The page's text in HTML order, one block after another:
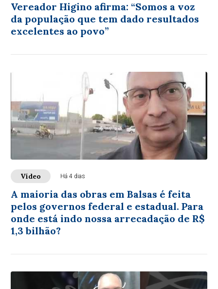
Vereador Higino afirma: “Somos a voz
da população que tem dado resultados
excelentes ao povo”
Vídeo Há 4 dias
A maioria das obras em Balsas é feita
pelos governos federal e estadual. Para
onde está indo nossa arrecadação de R$
1,3 bilhão?